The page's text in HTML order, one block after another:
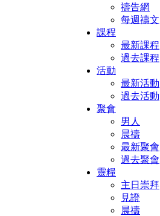
禱告網
每週禱文
課程
最新課程
過去課程
活動
最新活動
過去活動
聚會
男人
晨禱
最新聚會
過去聚會
靈糧
主日崇拜
見證
晨禱